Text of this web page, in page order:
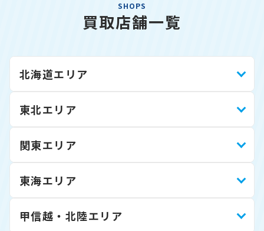
SHOPS
買取店舗一覧
北海道エリア
東北エリア
関東エリア
東海エリア
甲信越・北陸エリア